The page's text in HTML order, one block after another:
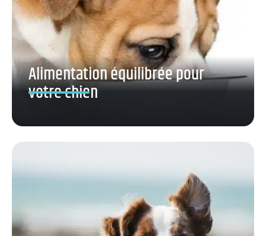
Alimentation équilibrée pour
votre chien